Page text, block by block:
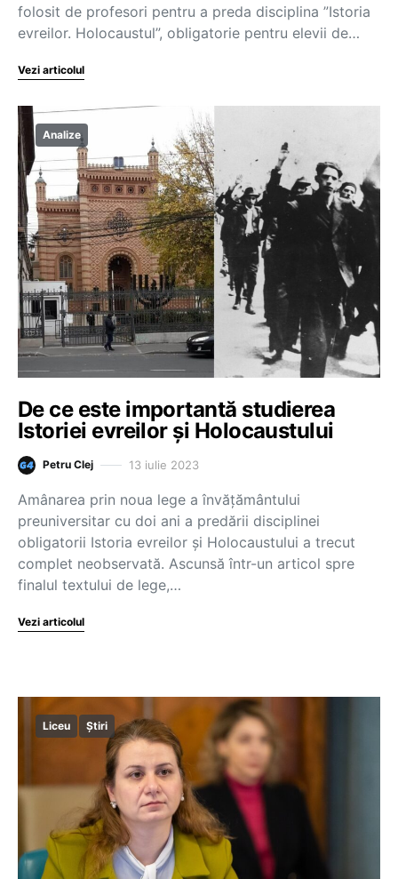
folosit de profesori pentru a preda disciplina ”Istoria
evreilor. Holocaustul”, obligatorie pentru elevii de…
Vezi articolul
Analize
De ce este importantă studierea
Istoriei evreilor și Holocaustului
Petru Clej 13 iulie 2023
Amânarea prin noua lege a învățământului
preuniversitar cu doi ani a predării disciplinei
obligatorii Istoria evreilor și Holocaustului a trecut
complet neobservată. Ascunsă într-un articol spre
finalul textului de lege,…
Vezi articolul
Liceu Știri